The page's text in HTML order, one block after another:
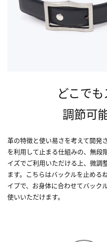
どこで
調節可
革の特徴と使い易さを考えて開発
を利用して止まる仕組みの、無段
イズでご利用いただける上、微調
ます。こちらはバックルを止める
イプで、お身体に合わせてバック
使いいただけます。